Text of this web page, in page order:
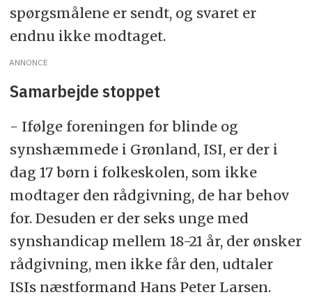
spørgsmålene er sendt, og svaret er
endnu ikke modtaget.
ANNONCE
Samarbejde stoppet
- Ifølge foreningen for blinde og
synshæmmede i Grønland, ISI, er der i
dag 17 børn i folkeskolen, som ikke
modtager den rådgivning, de har behov
for. Desuden er der seks unge med
synshandicap mellem 18-21 år, der ønsker
rådgivning, men ikke får den, udtaler
ISIs næstformand Hans Peter Larsen.